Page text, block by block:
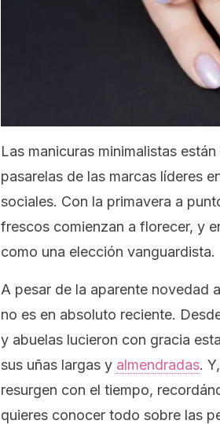
Las manicuras minimalistas
pasarelas de las marcas líderes
sociales. Con la primavera a
frescos comienzan a florecer, y
como una elección vanguardista.
A pesar de la aparente novedad
no es en absoluto reciente.
y abuelas lucieron con gracia
sus uñas largas y almendradas.
resurgen con el tiempo,
quieres conocer todo sobre las